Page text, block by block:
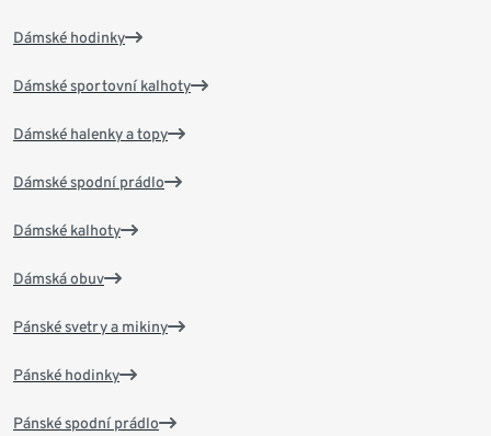
Dámské hodinky
Dámské sportovní kalhoty
Dámské halenky a topy
Dámské spodní prádlo
Dámské kalhoty
Dámská obuv
Pánské svetry a mikiny
Pánské hodinky
Pánské spodní prádlo